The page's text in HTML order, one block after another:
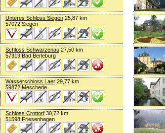
Unteres Schloss Siegen 25,87 km
57072 Siegen
Schloss Schwarzenau 27,50 km
57319 Bad Berleburg
Wasserschloss Laer 29,77 km
59872 Meschede
Schloss Crottorf 30,72 km
51598 Friesenhagen